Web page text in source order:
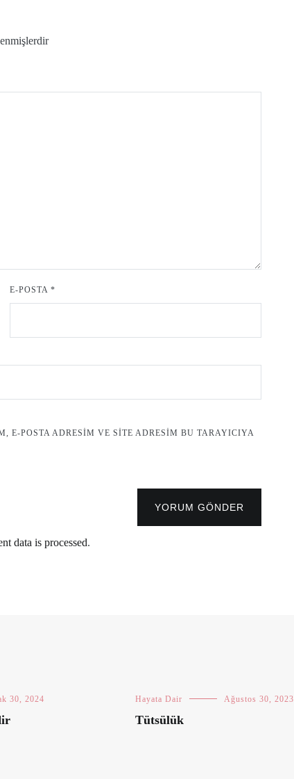
E-POSTA*
POSTA ADRESIM VE SITE ADRESIM BU TARAYICIYA
YORUM GÖNDER
data is processed.
30, 2024 Hayata Dair Ağustos 30, 2023
Tütsülük